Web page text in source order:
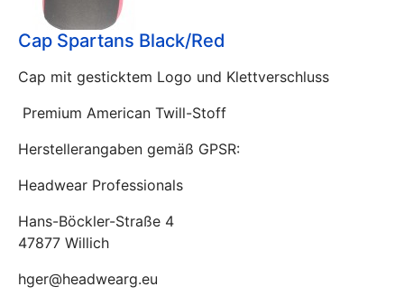
Cap Spartans Black/Red
Cap mit gesticktem Logo und Klettverschluss
Premium American Twill-Stoff
Herstellerangaben gemäß GPSR:
Headwear Professionals
Hans-Böckler-Straße 4
47877 Willich
hger@headwearg.eu